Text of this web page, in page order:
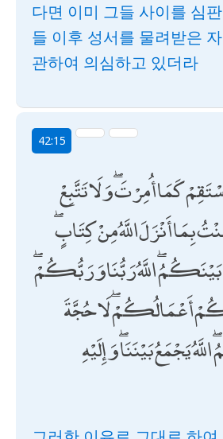
다면 이미 그들 사이를 심
들 이후 성서를 물려받은
관하여 의심하고 있더라
42:15
كَمَا أُمِرْتَ ۖ وَلَا تَتَّبِعْ
بِمَا أَنْزَلَ اللَّهُ مِنْ كِتَابٍ
اللَّهُ رَبُّنَا وَرَبُّكُمْ
أَعْمَالُكُمْ ۖ لَا حُجَّةَ
يَجْمَعُ بَيْنَنَا ۖ وَإِلَيْهِ